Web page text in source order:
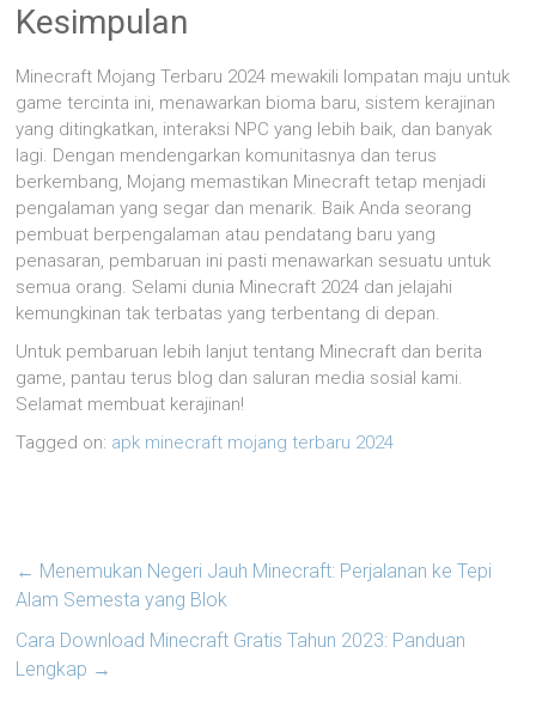
Kesimpulan
Minecraft Mojang Terbaru 2024 mewakili lompatan maju untuk
game tercinta ini, menawarkan bioma baru, sistem kerajinan
yang ditingkatkan, interaksi NPC yang lebih baik, dan banyak
lagi. Dengan mendengarkan komunitasnya dan terus
berkembang, Mojang memastikan Minecraft tetap menjadi
pengalaman yang segar dan menarik. Baik Anda seorang
pembuat berpengalaman atau pendatang baru yang
penasaran, pembaruan ini pasti menawarkan sesuatu untuk
semua orang. Selami dunia Minecraft 2024 dan jelajahi
kemungkinan tak terbatas yang terbentang di depan.
Untuk pembaruan lebih lanjut tentang Minecraft dan berita
game, pantau terus blog dan saluran media sosial kami.
Selamat membuat kerajinan!
Tagged on: apk minecraft mojang terbaru 2024
← Menemukan Negeri Jauh Minecraft: Perjalanan ke Tepi
Alam Semesta yang Blok
Cara Download Minecraft Gratis Tahun 2023: Panduan
Lengkap →